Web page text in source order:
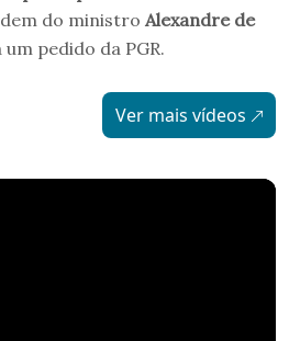
do ministro Alexandre de
pedido da PGR.
Ver mais vídeos